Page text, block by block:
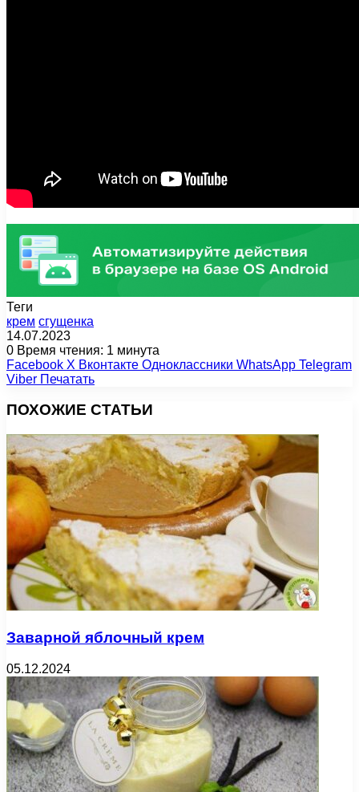
Теги
крем сгущенка
14.07.2023
0 Время чтения: 1 минута
Facebook X Вконтакте Одноклассники WhatsApp Telegram
Viber Печатать
ПОХОЖИЕ СТАТЬИ
Заварной яблочный крем
05.12.2024